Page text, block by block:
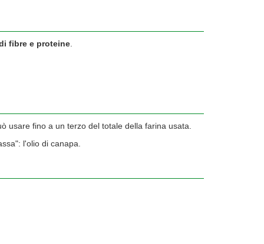
fibre e proteine
usare fino a un terzo del totale della farina usata.
l'olio di canapa.